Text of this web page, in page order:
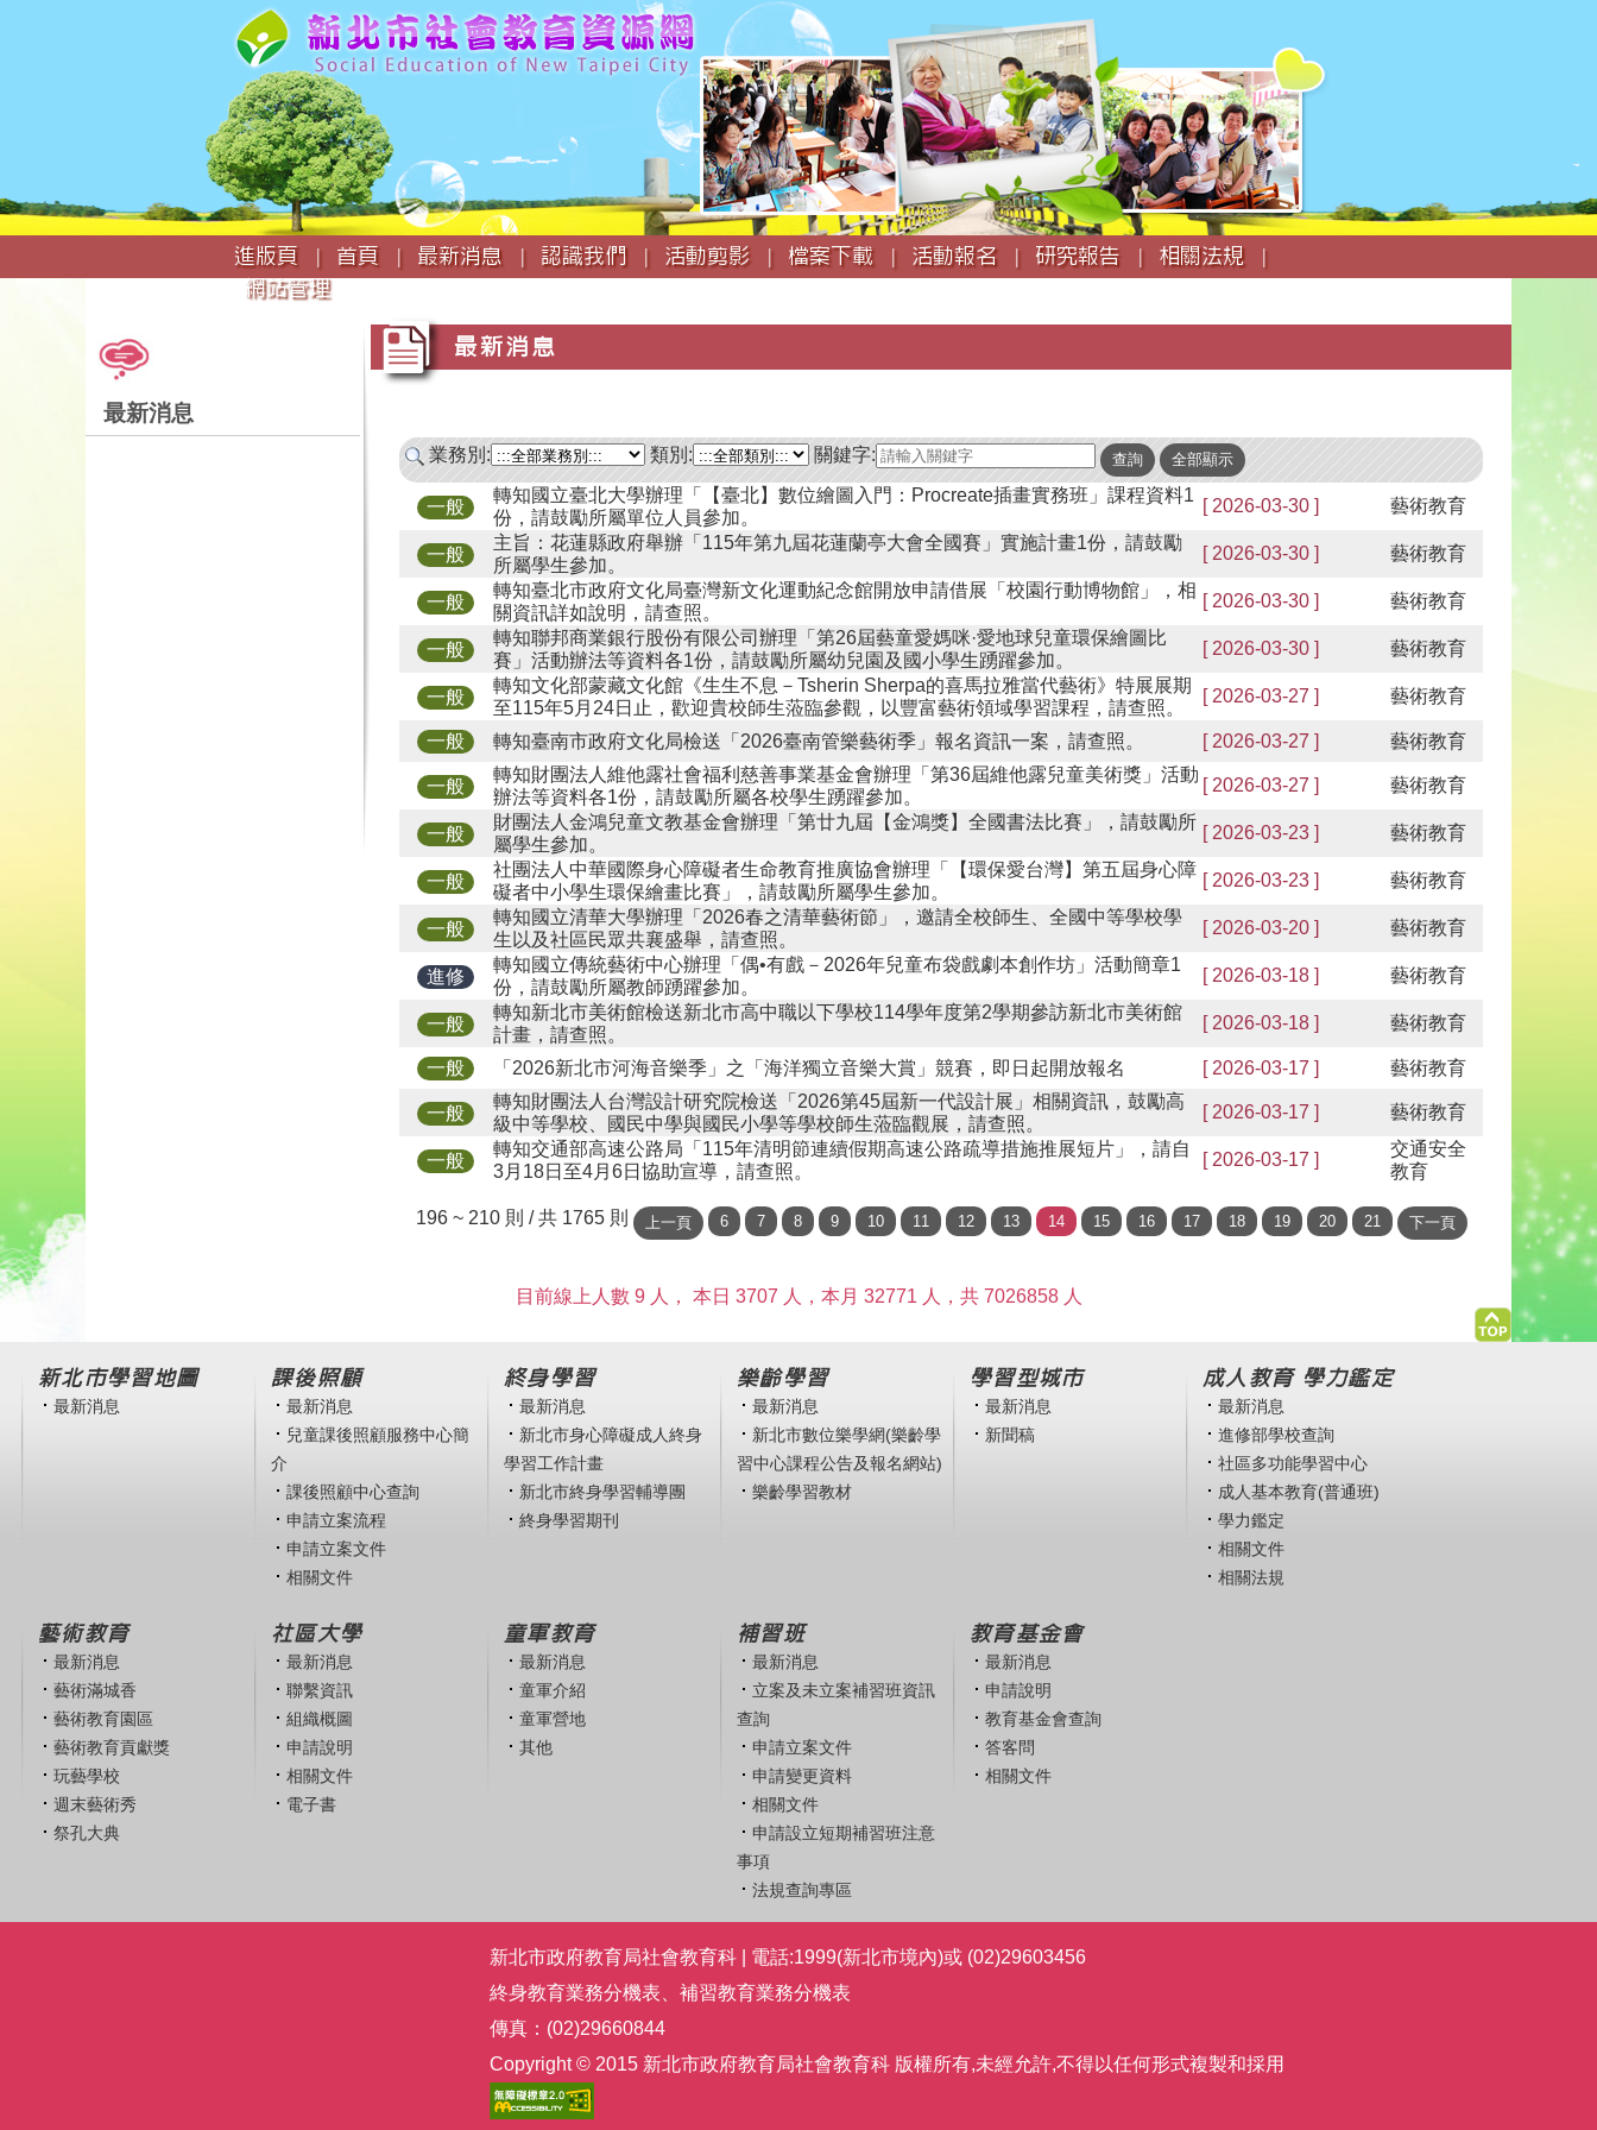
跳
到
主
要
內
容
:::
進版頁 |
首頁 | 最新消息 | 認識我們 | 活動剪影 | 檔案下載 | 活動報名 | 研究報告 |
相關法規 |
網站管理
最新消息
最新消息
業務別: 類別: 關鍵字:
一般
轉知國立臺北大學辦理「【臺北】數位繪圖入門：Procreate插畫實務班」課程資料1
份，請鼓勵所屬單位人員參加。
[ 2026-03-30 ] 藝術教育
一般
主旨：花蓮縣政府舉辦「115年第九屆花蓮蘭亭大會全國賽」實施計畫1份，請鼓勵
所屬學生參加。
[ 2026-03-30 ] 藝術教育
一般
轉知臺北市政府文化局臺灣新文化運動紀念館開放申請借展「校園行動博物館」，相
關資訊詳如說明，請查照。
[ 2026-03-30 ] 藝術教育
一般
轉知聯邦商業銀行股份有限公司辦理「第26屆藝童愛媽咪·愛地球兒童環保繪圖比
賽」活動辦法等資料各1份，請鼓勵所屬幼兒園及國小學生踴躍參加。
[ 2026-03-30 ] 藝術教育
一般
轉知文化部蒙藏文化館《生生不息－Tsherin Sherpa的喜馬拉雅當代藝術》特展展期
至115年5月24日止，歡迎貴校師生蒞臨參觀，以豐富藝術領域學習課程，請查照。
[ 2026-03-27 ] 藝術教育
一般 轉知臺南市政府文化局檢送「2026臺南管樂藝術季」報名資訊一案，請查照。 [ 2026-03-27 ] 藝術教育
一般
轉知財團法人維他露社會福利慈善事業基金會辦理「第36屆維他露兒童美術獎」活動
辦法等資料各1份，請鼓勵所屬各校學生踴躍參加。
[ 2026-03-27 ] 藝術教育
一般
財團法人金鴻兒童文教基金會辦理「第廿九屆【金鴻獎】全國書法比賽」，請鼓勵所
屬學生參加。
[ 2026-03-23 ] 藝術教育
一般
社團法人中華國際身心障礙者生命教育推廣協會辦理「【環保愛台灣】第五屆身心障
礙者中小學生環保繪畫比賽」，請鼓勵所屬學生參加。
[ 2026-03-23 ] 藝術教育
一般
轉知國立清華大學辦理「2026春之清華藝術節」，邀請全校師生、全國中等學校學
生以及社區民眾共襄盛舉，請查照。
[ 2026-03-20 ] 藝術教育
進修
轉知國立傳統藝術中心辦理「偶•有戲－2026年兒童布袋戲劇本創作坊」活動簡章1
份，請鼓勵所屬教師踴躍參加。
[ 2026-03-18 ] 藝術教育
一般
轉知新北市美術館檢送新北市高中職以下學校114學年度第2學期參訪新北市美術館
計畫，請查照。
[ 2026-03-18 ] 藝術教育
一般 「2026新北市河海音樂季」之「海洋獨立音樂大賞」競賽，即日起開放報名 [ 2026-03-17 ] 藝術教育
一般
轉知財團法人台灣設計研究院檢送「2026第45屆新一代設計展」相關資訊，鼓勵高
級中等學校、國民中學與國民小學等學校師生蒞臨觀展，請查照。
[ 2026-03-17 ] 藝術教育
一般
轉知交通部高速公路局「115年清明節連續假期高速公路疏導措施推展短片」，請自
3月18日至4月6日協助宣導，請查照。
[ 2026-03-17 ]
交通安全
教育
196 ~ 210 則 / 共 1765 則
目前線上人數 9 人， 本日 3707 人，本月 32771 人，共 7026858 人
新北市學習地圖
最新消息
課後照顧
最新消息
兒童課後照顧服務中心簡
介
課後照顧中心查詢
申請立案流程
申請立案文件
相關文件
終身學習
最新消息
新北市身心障礙成人終身
學習工作計畫
新北市終身學習輔導團
終身學習期刊
樂齡學習
最新消息
新北市數位樂學網(樂齡學
習中心課程公告及報名網站)
樂齡學習教材
學習型城市
最新消息
新聞稿
成人教育 學力鑑定
最新消息
進修部學校查詢
社區多功能學習中心
成人基本教育(普通班)
學力鑑定
相關文件
相關法規
藝術教育
最新消息
藝術滿城香
藝術教育園區
藝術教育貢獻獎
玩藝學校
週末藝術秀
祭孔大典
社區大學
最新消息
聯繫資訊
組織概圖
申請說明
相關文件
電子書
童軍教育
最新消息
童軍介紹
童軍營地
其他
補習班
最新消息
立案及未立案補習班資訊
查詢
申請立案文件
申請變更資料
相關文件
申請設立短期補習班注意
事項
法規查詢專區
教育基金會
最新消息
申請說明
教育基金會查詢
答客問
相關文件
新北市政府教育局社會教育科 | 電話:1999(新北市境內)或 (02)29603456
終身教育業務分機表
補習教育業務分機表
傳真：(02)29660844
Copyright © 2015 新北市政府教育局社會教育科 版權所有,未經允許,不得以任何形式複製和採用